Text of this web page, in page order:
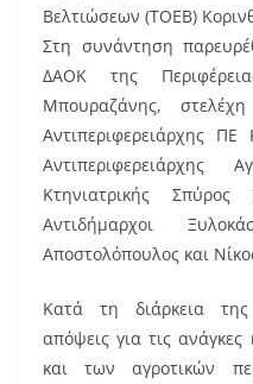
b
o
o
k
Βελτιώσεων (ΤΟΕΒ)
Στη συνάντηση
ΔΑΟΚ της
Μπουραζάνης,
Αντιπεριφερειάρχης
Αντιπεριφερειάρχης
Κτηνιατρικής
Αντιδήμαρχοι
Αποστολόπουλος και
Κατά τη διάρκεια
απόψεις για τις
και των αγροτικών